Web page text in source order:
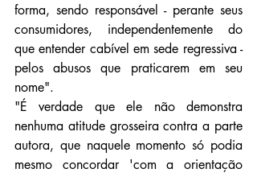
forma, sendo responsável - perante seus
consumidores, independentemente do
que entender cabível em sede regressiva -
pelos abusos que praticarem em seu
nome".
"É verdade que ele não demonstra
nenhuma atitude grosseira contra a parte
autora, que naquele momento só podia
mesmo concordar 'com a orientação